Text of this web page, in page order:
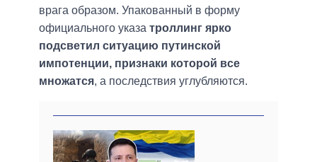
врага образом. Упакованный в форму
официального указа троллинг ярко
подсветил ситуацию путинской
импотенции, признаки которой все
множатся, а последствия углубляются.